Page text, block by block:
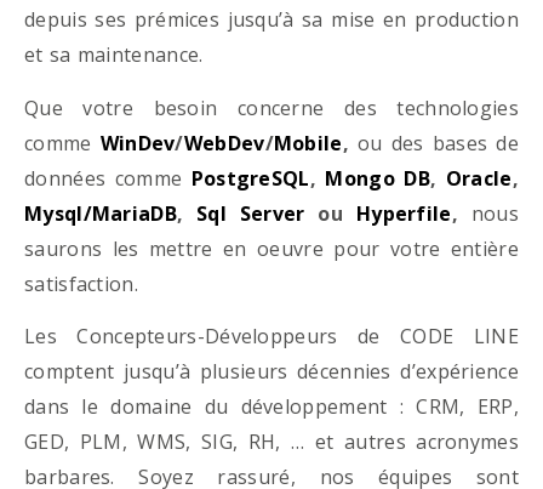
depuis ses prémices jusqu’à sa mise en production
et sa maintenance.
Que votre besoin concerne des technologies
comme WinDev/WebDev/Mobile, ou des bases de
données comme PostgreSQL, Mongo DB, Oracle,
Mysql/MariaDB, Sql Server ou Hyperfile, nous
saurons les mettre en oeuvre pour votre entière
satisfaction.
Les Concepteurs-Développeurs de CODE LINE
comptent jusqu’à plusieurs décennies d’expérience
dans le domaine du développement : CRM, ERP,
GED, PLM, WMS, SIG, RH, … et autres acronymes
barbares. Soyez rassuré, nos équipes sont